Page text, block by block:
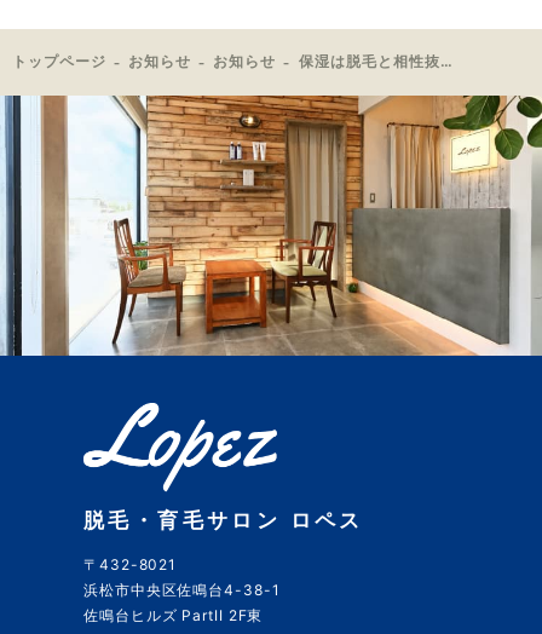
トップページ お知らせ お知らせ 保湿は脱毛と相性抜群！
脱毛・育毛サロン ロペス
〒432-8021
浜松市中央区佐鳴台4-38-1
佐鳴台ヒルズ PartII 2F東